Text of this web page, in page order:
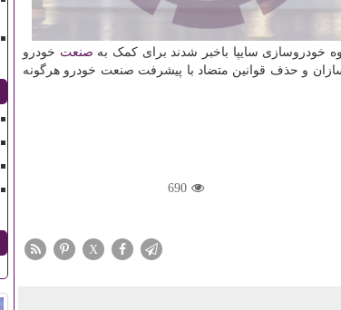
خودروسازی سایپا باخبر شدند برای کمک به صنعت خودرو
و حذف قوانین متضاد با پیشرفت صنعت خودرو هرگونه
690
X